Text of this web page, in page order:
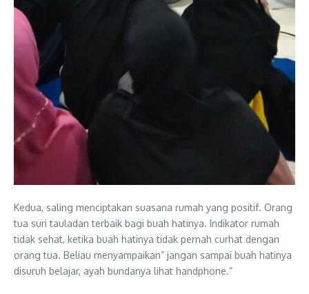
Kedua, saling menciptakan suasana rumah yang positif. Orang
tua suri tauladan terbaik bagi buah hatinya. Indikator rumah
tidak sehat, ketika buah hatinya tidak pernah curhat dengan
orang tua. Beliau menyampaikan” jangan sampai buah hatinya
disuruh belajar, ayah bundanya lihat handphone.”